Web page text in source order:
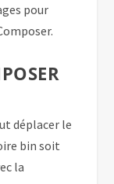
pour
déplacer le
bin soit
la